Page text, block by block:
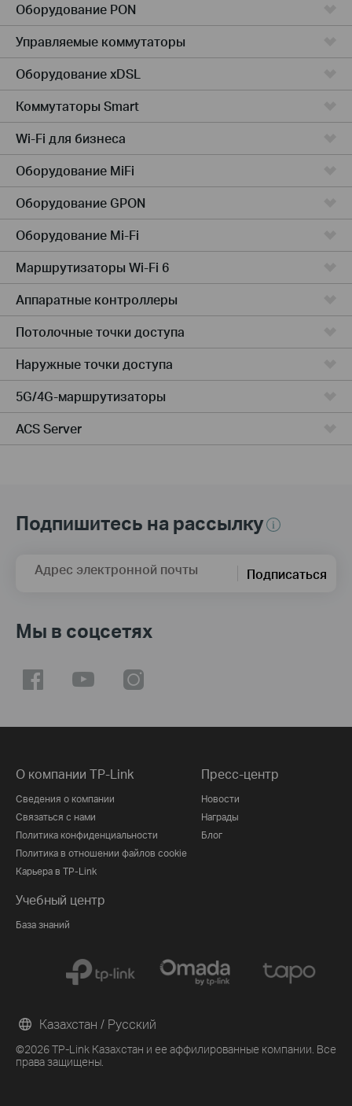
Оборудование PON
Управляемые коммутаторы
Оборудование xDSL
Коммутаторы Smart
Wi-Fi для бизнеса
Оборудование MiFi
Оборудование GPON
Оборудование Mi-Fi
Маршрутизаторы Wi-Fi 6
Аппаратные контроллеры
Потолочные точки доступа
Наружные точки доступа
5G/4G-маршрутизаторы
ACS Server
Подпишитесь на рассылку
Адрес электронной почты Подписаться
Мы в соцсетях
О компании TP-Link
Сведения о компании
Связаться с нами
Политика конфиденциальности
Политика в отношении файлов cookie
Карьера в TP-Link
Пресс-центр
Новости
Награды
Блог
Учебный центр
База знаний
©2026 TP-Link Казахстан и ее аффилированные компании. Все
права защищены.
Казахстан / Русский